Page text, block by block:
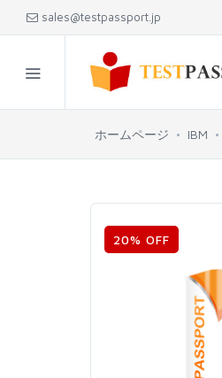
sales@testpassport.jp
ホームページ IBM
20% OFF